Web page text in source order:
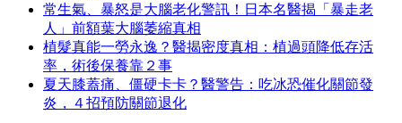
常生氣、暴怒是大腦老化警訊！日本名醫揭「暴走老
人」前額葉大腦萎縮真相
植髮真能一勞永逸？醫揭密度真相：植過頭降低存活
率，術後保養靠２事
夏天膝蓋痛、僵硬卡卡？醫警告：吃冰恐催化關節發
炎，４招預防關節退化